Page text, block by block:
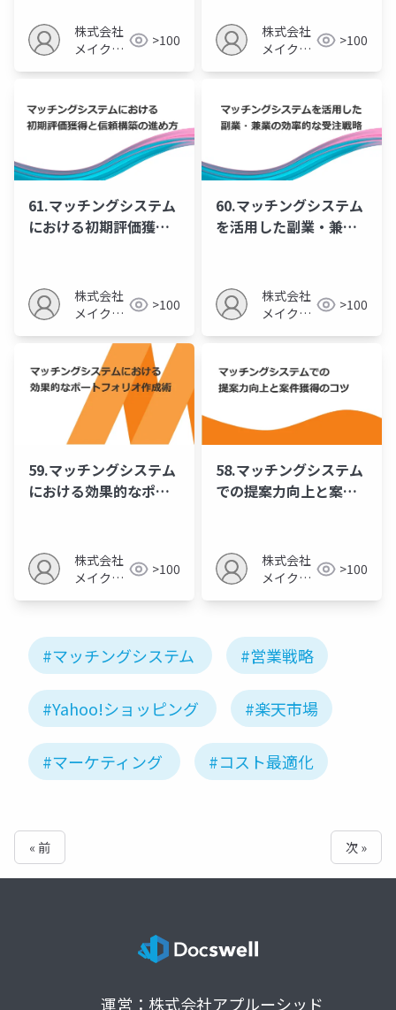
株式会社
メイクア
>100
株式会社
メイクア
>100
61.マッチングシステム
における初期評価獲得
株式会社
メイクア
>100
60.マッチングシステム
を活用した副業・兼業
株式会社
メイクア
>100
59.マッチングシステム
における効果的なポー
株式会社
メイクア
>100
58.マッチングシステム
での提案力向上と案件
株式会社
メイクア
>100
#マッチングシステム #営業戦略
#Yahoo!ショッピング #楽天市場
#マーケティング #コスト最適化
« 前 次 »
運営：株式会社アプルーシッド